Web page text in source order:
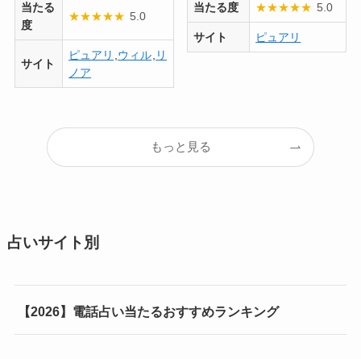
当たる
度
★★★★★ 5.0
サイト
ピュアリ ,ウィル, リ
ノア
当たる度 ★★★★★ 5.0
サイト ピュアリ
もっと見る
占いサイト別
【2026】電話占い当たるおすすめランキング